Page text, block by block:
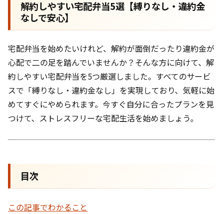
解約しやすい宅配弁当5選【縛りなし・違約金
なしで安心】
宅配弁当を始めたいけれど、解約が面倒だったり違約金が
心配で二の足を踏んでいませんか？そんな方に向けて、解
約しやすい宅配弁当を5つ厳選しました。すべてのサービ
スで「縛りなし・違約金なし」を実現しており、気軽に始
めてすぐにやめられます。今すぐ自分に合ったプランを見
つけて、ストレスフリーな宅配生活を始めましょう。
目次
この記事でわかること